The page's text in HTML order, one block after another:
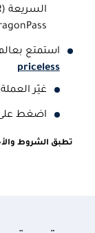
استمتع
priceless
غيّر
اضغط على
تطبق الشروط